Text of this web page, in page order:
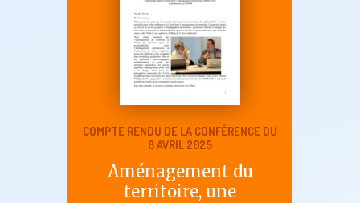
COMPTE RENDU DE LA CONFÉRENCE DU
8 AVRIL 2025
Aménagement du
territoire, une